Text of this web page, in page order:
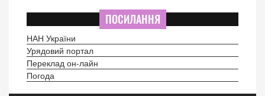
ПОСИЛАННЯ
НАН України
Урядовий портал
Переклад он-лайн
Погода